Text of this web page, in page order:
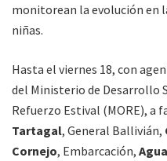
monitorean la evolución en
niñas.
Hasta el viernes 18, con
del Ministerio de Desarrollo
Refuerzo Estival (MORE), a
Tartagal, General Ballivián,
Cornejo, Embarcación,